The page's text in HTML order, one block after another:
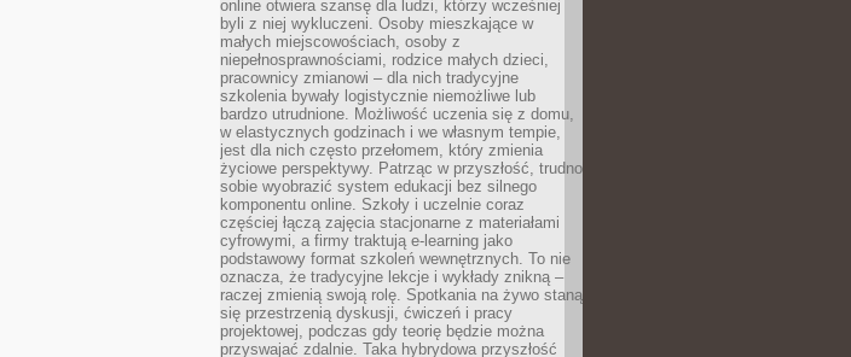
online otwiera szansę dla ludzi, którzy wcześniej
byli z niej wykluczeni. Osoby mieszkające w
małych miejscowościach, osoby z
niepełnosprawnościami, rodzice małych dzieci,
pracownicy zmianowi – dla nich tradycyjne
szkolenia bywały logistycznie niemożliwe lub
bardzo utrudnione. Możliwość uczenia się z domu,
w elastycznych godzinach i we własnym tempie,
jest dla nich często przełomem, który zmienia
życiowe perspektywy. Patrząc w przyszłość, trudno
sobie wyobrazić system edukacji bez silnego
komponentu online. Szkoły i uczelnie coraz
częściej łączą zajęcia stacjonarne z materiałami
cyfrowymi, a firmy traktują e-learning jako
podstawowy format szkoleń wewnętrznych. To nie
oznacza, że tradycyjne lekcje i wykłady znikną –
raczej zmienią swoją rolę. Spotkania na żywo staną
się przestrzenią dyskusji, ćwiczeń i pracy
projektowej, podczas gdy teorię będzie można
przyswajać zdalnie. Taka hybrydowa przyszłość